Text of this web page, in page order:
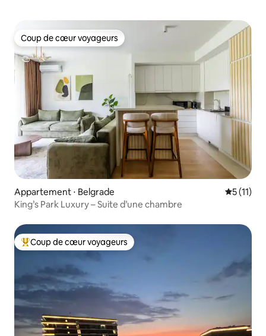
Coup de cœur voyageurs
Coup de cœur voyageurs
Appartement ⋅ Belgrade
5 (11)
King’s Park Luxury – Suite d’une chambre
Coups de cœur voyageurs les plus appréciés
Coup de cœur voyageurs